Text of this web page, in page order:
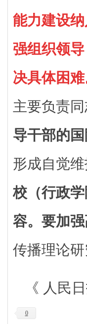
能力建设
强组织领
决具体困难
主要负责
导干部的
形成自觉
校（行政
容。要加
传播理论研
《 人民
0